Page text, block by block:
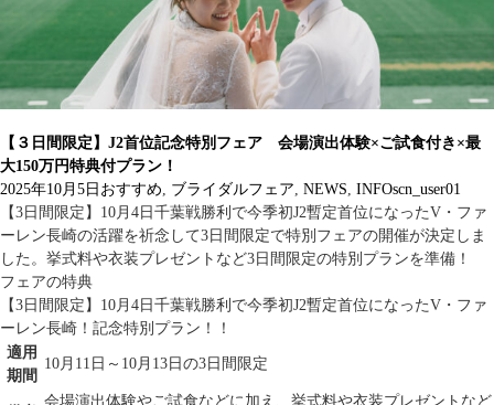
【３日間限定】J2首位記念特別フェア 会場演出体験×ご試食付き×最
大150万円特典付プラン！
2025年10月5日 おすすめ, ブライダルフェア, NEWS, INFOscn_user01
【3日間限定】10月4日千葉戦勝利で今季初J2暫定首位になったV・ファ
ーレン長崎の活躍を祈念して3日間限定で特別フェアの開催が決定しま
した。挙式料や衣装プレゼントなど3日間限定の特別プランを準備！
フェアの特典
【3日間限定】10月4日千葉戦勝利で今季初J2暫定首位になったV・ファ
ーレン長崎！記念特別プラン！！
適用
期間
10月11日～10月13日の3日間限定
会場演出体験やご試食などに加え、挙式料や衣装プレゼントなど